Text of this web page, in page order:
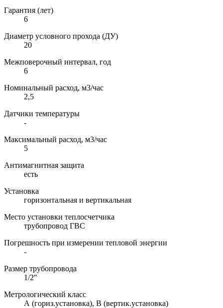
Гарантия (лет)
6
Диаметр условного прохода (ДУ)
20
Межповерочный интервал, год
6
Номинальный расход, м3/час
2,5
Датчики температуры
-
Максимальный расход, м3/час
5
Антимагнитная защита
есть
Установка
горизонтальная и вертикальная
Место установки теплосчетчика
трубопровод ГВС
Погрешность при измерении тепловой энергии
-
Размер трубопровода
1/2"
Метрологический класс
А (гориз.установка), В (вертик.установка)